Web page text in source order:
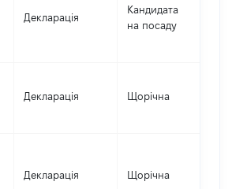
Декларація
Кандидата
на посаду
Декларація Щорічна
Декларація Щорічна